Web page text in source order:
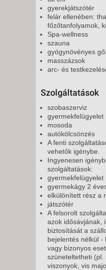
gyerekjátszótér
felár ellenében:
főzőtanfolyamok,
Spa-wellness
szauna
gyógynövényes
masszázsok
arc- és
Szolgáltatások
szobaszerviz
gyermekfelügyelet
mosoda
autókölcsönzés
A fenti
vehetők igénybe.
Ingyenesen
szolgáltatások:
gyermekfelügyelet
gyermekágy 2
elkülönített rész a
játszótér
A felsorolt
azok idősávjának,
biztosítását a
bejelentés nélkül -
vagy bizonyos
szüneteltetheti (pl.
viszonyok, vis